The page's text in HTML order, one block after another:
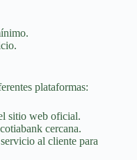
plataformas:
sitio web oficial.
cercana.
al cliente para